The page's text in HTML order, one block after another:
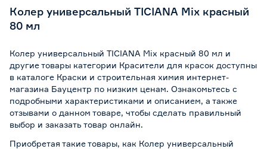
Колер универсальный TICIANA Mix красный
80 мл
Колер универсальный TICIANA Mix красный 80 мл и
другие товары категории Красители для красок доступны
в каталоге Краски и строительная химия интернет-
магазина Бауцентр по низким ценам. Ознакомьтесь с
подробными характеристиками и описанием, а также
отзывами о данном товаре, чтобы сделать правильный
выбор и заказать товар онлайн.
Приобретая такие товары, как Колер универсальный